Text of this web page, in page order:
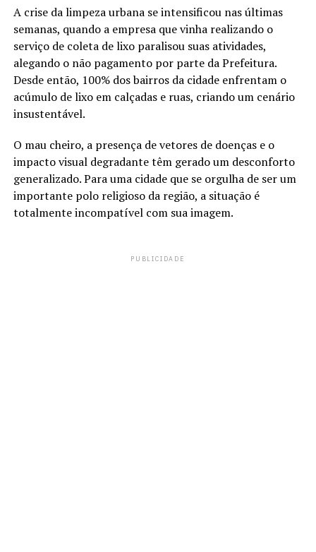
A crise da limpeza urbana se intensificou nas últimas
semanas, quando a empresa que vinha realizando o
serviço de coleta de lixo paralisou suas atividades,
alegando o não pagamento por parte da Prefeitura.
Desde então, 100% dos bairros da cidade enfrentam o
acúmulo de lixo em calçadas e ruas, criando um cenário
insustentável.
O mau cheiro, a presença de vetores de doenças e o
impacto visual degradante têm gerado um desconforto
generalizado. Para uma cidade que se orgulha de ser um
importante polo religioso da região, a situação é
totalmente incompatível com sua imagem.
PUBLICIDADE